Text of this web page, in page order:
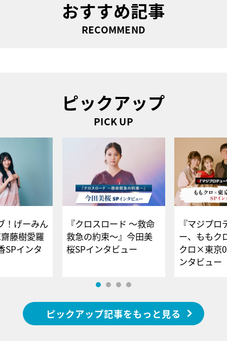
おすすめ記事
RECOMMEND
ピックアップ
PICK UP
！げーみん
藤樹愛羅
SPインタ
『クロスロード ～救命
救急の約束～』今田美
桜SPインタビュー
『マジプロ
ー、ももク
クロ×東京
ンタビュー
ピックアップ記事をもっと見る